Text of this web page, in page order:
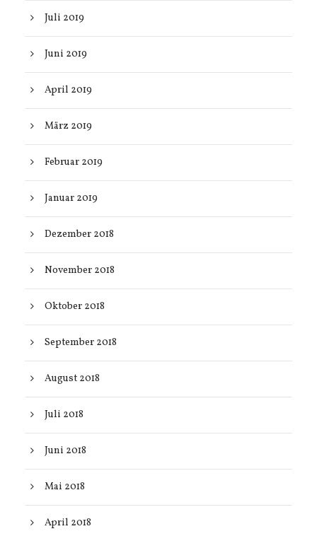
Juli 2019
Juni 2019
April 2019
März 2019
Februar 2019
Januar 2019
Dezember 2018
November 2018
Oktober 2018
September 2018
August 2018
Juli 2018
Juni 2018
Mai 2018
April 2018